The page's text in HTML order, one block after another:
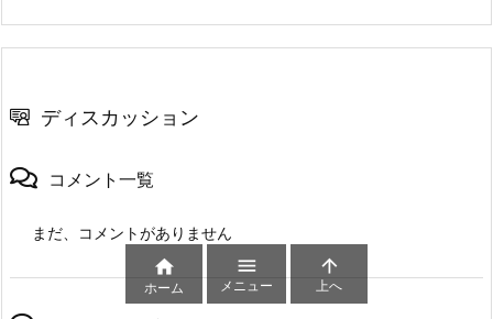
ディスカッション
コメント一覧
まだ、コメントがありません

ホーム

メニュー

上へ